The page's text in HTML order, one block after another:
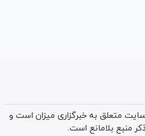
متعلق به خبرگزاری میزان است و
منبع بلامانع است.